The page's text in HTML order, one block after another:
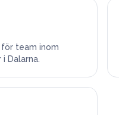
för team inom
Dalarna.